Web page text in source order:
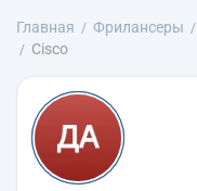
Главная Фрилансеры
Cisco